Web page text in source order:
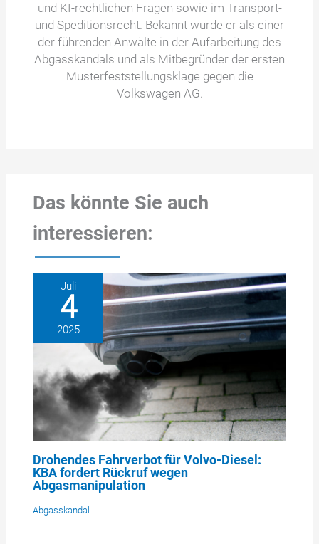
und KI-rechtlichen Fragen sowie im Transport-
und Speditionsrecht. Bekannt wurde er als einer
der führenden Anwälte in der Aufarbeitung des
Abgasskandals und als Mitbegründer der ersten
Musterfeststellungsklage gegen die
Volkswagen AG.
Das könnte Sie auch
interessieren:
Juli
4
2025
Drohendes Fahrverbot für Volvo-Diesel:
KBA fordert Rückruf wegen
Abgasmanipulation
Abgasskandal